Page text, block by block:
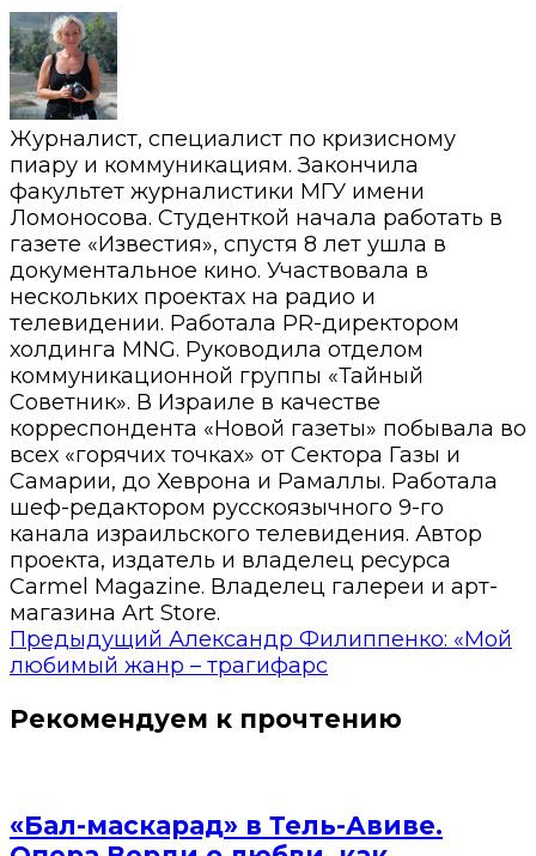
Журналист, специалист по кризисному
пиару и коммуникациям. Закончила
факультет журналистики МГУ имени
Ломоносова. Студенткой начала работать в
газете «Известия», спустя 8 лет ушла в
документальное кино. Участвовала в
нескольких проектах на радио и
телевидении. Работала PR-директором
холдинга MNG. Руководила отделом
коммуникационной группы «Тайный
Советник». В Израиле в качестве
корреспондента «Новой газеты» побывала во
всех «горячих точках» от Сектора Газы и
Самарии, до Хеврона и Рамаллы. Работала
шеф-редактором русскоязычного 9-го
канала израильского телевидения. Автор
проекта, издатель и владелец ресурса
Carmel Magazine. Владелец галереи и арт-
магазина Art Store.
Предыдущий Александр Филиппенко: «Мой
любимый жанр – трагифарс
Рекомендуем к прочтению
«Бал-маскарад» в Тель-Авиве.